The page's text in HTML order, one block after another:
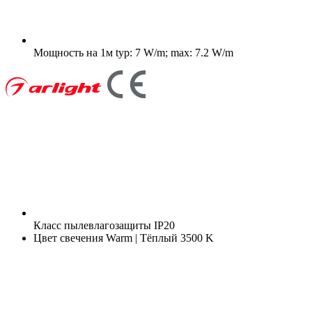
Мощность на 1м typ: 7 W/m; max: 7.2 W/m
Класс пылевлагозащиты IP20
Цвет свечения Warm | Тёплый 3500 K